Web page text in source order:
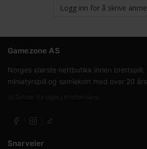
Logg inn for å skrive
Gamezone AS
Norges største nettbutikk innen brettspill,
miniatyrspill og samlekort med over 20 års
Snarveier